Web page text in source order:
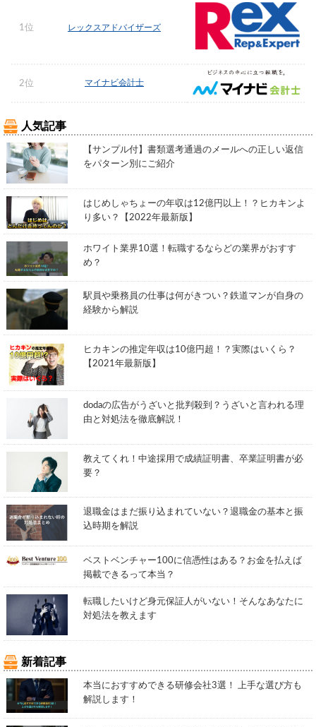
1位 レックスアドバイザーズ
2位 マイナビ会計士
人気記事
【サンプル付】書類選考通過のメールへの正しい返信
をパターン別にご紹介
はじめしゃちょーの年収は12億円以上！？ヒカキンよ
り多い？【2022年最新版】
ホワイト業界10選！転職するならどの業界がおすす
め？
駅員や乗務員の仕事は何がきつい？鉄道マンが自身の
経験から解説
ヒカキンの推定年収は10億円超！？実際はいくら？
【2021年最新版】
dodaの広告がうざいと批判殺到？うざいと言われる理
由と対処法を徹底解説！
教えてくれ！中途採用で成績証明書、卒業証明書が必
要？
退職金はまだ振り込まれていない？退職金の基本と振
込時期を解説
ベストベンチャー100に信憑性はある？お金を払えば
掲載できるって本当？
転職したいけど身元保証人がいない！そんなあなたに
対処法を教えます
新着記事
本当におすすめできる研修会社3選！ 上手な選び方も
解説します！